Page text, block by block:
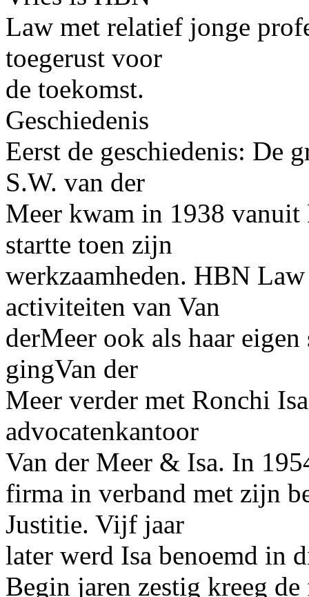
Law met relatief jonge
toegerust voor
de toekomst.
Geschiedenis
Eerst de geschiedenis: De
S.W. van der
Meer kwam in 1938 vanuit
startte toen zijn
werkzaamheden. HBN
activiteiten van Van
derMeer ook als haar
gingVan der
Meer verder met Ronchi
advocatenkantoor
Van der Meer & Isa. In
firma in verband met zijn
Justitie. Vijf jaar
later werd Isa benoemd in
Begin jaren zestig kreeg